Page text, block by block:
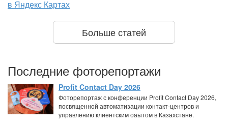
в Яндекс Картах
Больше статей
Последние фоторепортажи
Profit Contact Day 2026
Фоторепортаж с конференции Profit Contact Day 2026,
посвященной автоматизации контакт-центров и
управлению клиентским оаытом в Казахстане.